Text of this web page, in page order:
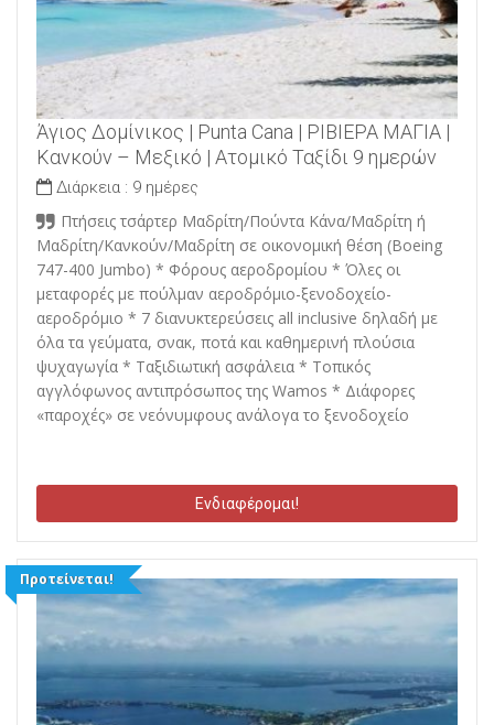
Άγιος Δομίνικος | Punta Cana | ΡΙΒΙΕΡΑ ΜΑΓΙΑ |
Κανκούν – Μεξικό | Ατομικό Ταξίδι 9 ημερών
Διάρκεια : 9 ημέρες
Πτήσεις τσάρτερ Μαδρίτη/Πούντα Κάνα/Μαδρίτη ή
Μαδρίτη/Κανκούν/Μαδρίτη σε οικονομική θέση (Βoeing
747-400 Jumbo) * Φόρους αεροδρομίου * Όλες οι
μεταφορές με πούλμαν αεροδρόμιο-ξενοδοχείο-
αεροδρόμιο * 7 διανυκτερεύσεις all inclusive δηλαδή με
όλα τα γεύματα, σνακ, ποτά και καθημερινή πλούσια
ψυχαγωγία * Ταξιδιωτική ασφάλεια * Τοπικός
αγγλόφωνος αντιπρόσωπος της Wamos * Διάφορες
«παροχές» σε νεόνυμφους ανάλογα το ξενοδοχείο
Ενδιαφέρομαι!
Προτείνεται!